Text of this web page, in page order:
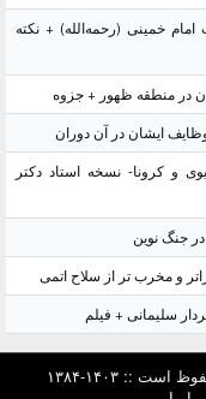
خمینی (رحمه‌الله) + نکته
در منطقه ظهور + جزوه
ایشان در آن دوران
و کرونا- نسخه استاد دکتر
جنگ نوین
و مخرب تر از سلاح اتمی
سلیمانی + فیلم
:: ۱۴۰۳-۱۳۸۴